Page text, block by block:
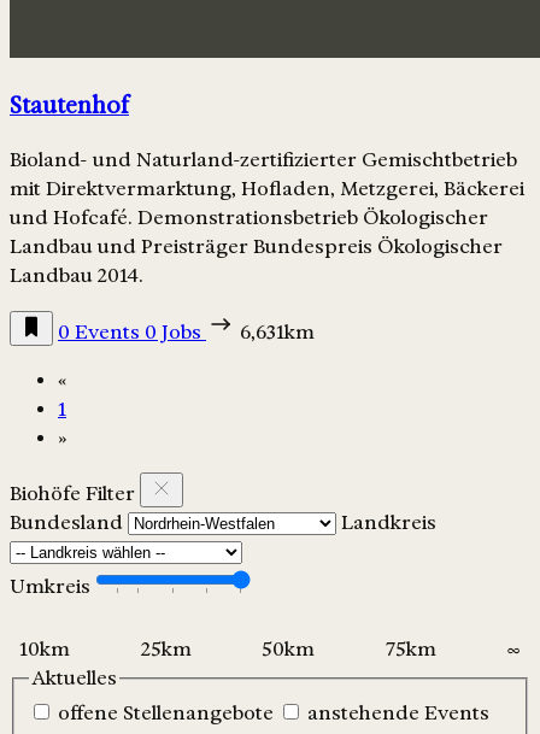
Stautenhof
Bioland- und Naturland-zertifizierter Gemischtbetrieb
mit Direktvermarktung, Hofladen, Metzgerei, Bäckerei
und Hofcafé. Demonstrationsbetrieb Ökologischer
Landbau und Preisträger Bundespreis Ökologischer
Landbau 2014.
0 Events 0 Jobs 6,631km
«
1
»
Biohöfe Filter
Bundesland
Landkreis
Umkreis
Aktuelles
offene Stellenangebote
anstehende Events